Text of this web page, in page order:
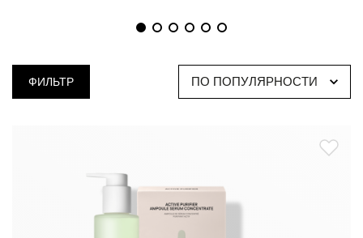
ФИЛЬТР ПО ПОПУЛЯРНОСТИ